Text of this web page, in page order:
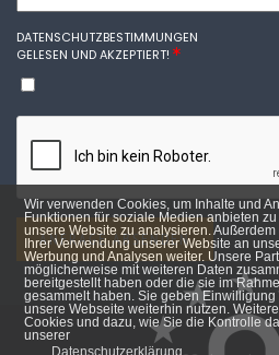
Wir verwenden Cookies, um Inhalte und
Funktionen für soziale Medien anbieten
unsere Website zu analysieren.
Ihrer Verwendung unserer Website an
Werbung und Analysen weiter. Unsere
möglicherweise mit weiteren Daten
bereitgestellt haben oder die sie im
gesammelt haben. Sie geben
unsere Webseite weiterhin nutzen.
Cookies und dazu, wie Sie die Kontrolle
unserer
Datenschutzerklärung.
DATENSCHUTZBESTIMMUNGEN
GELESEN UND AKZEPTIERT!
ANFRAGE ABSENDEN